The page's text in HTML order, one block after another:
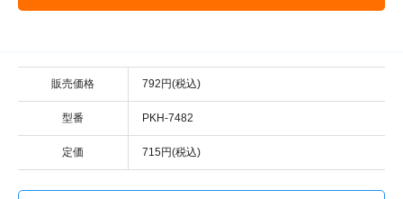
販売価格 792円(税込)
型番 PKH-7482
定価 715円(税込)